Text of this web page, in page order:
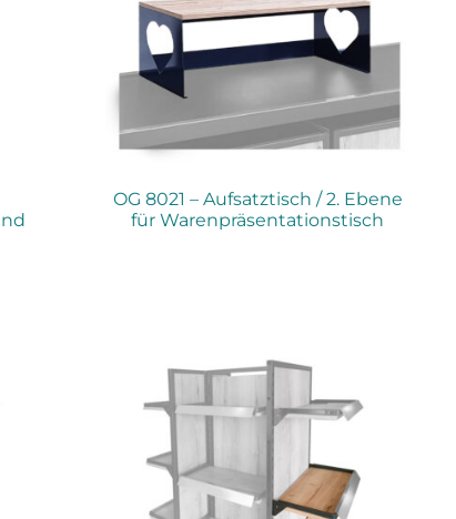
OG 8021 – Aufsatztisch / 2. Ebene
für Warenpräsentationstisch